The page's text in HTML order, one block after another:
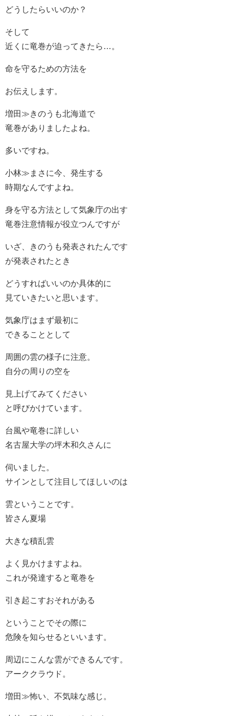
どうしたらいいのか？
そして
近くに竜巻が迫ってきたら…。
命を守るための方法を
お伝えします。
増田≫きのうも北海道で
竜巻がありましたよね。
多いですね。
小林≫まさに今、発生する
時期なんですよね。
身を守る方法として気象庁の出す
竜巻注意情報が役立つんですが
いざ、きのうも発表されたんです
が発表されたとき
どうすればいいのか具体的に
見ていきたいと思います。
気象庁はまず最初に
できることとして
周囲の雲の様子に注意。
自分の周りの空を
見上げてみてください
と呼びかけています。
台風や竜巻に詳しい
名古屋大学の坪木和久さんに
伺いました。
サインとして注目してほしいのは
雲ということです。
皆さん夏場
大きな積乱雲
よく見かけますよね。
これが発達すると竜巻を
引き起こすおそれがある
ということでその際に
危険を知らせるといいます。
周辺にこんな雲ができるんです。
アーククラウド。
増田≫怖い、不気味な感じ。